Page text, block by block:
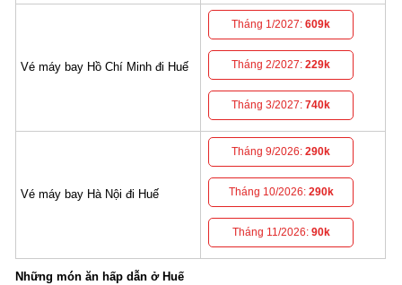
Vé máy bay Hồ Chí Minh đi Huế
Tháng 1/2027:609k
Tháng 2/2027:229k
Tháng 3/2027:740k
Vé máy bay Hà Nội đi Huế
Tháng 9/2026:290k
Tháng 10/2026: 290k
Tháng 11/2026: 90k
Những món ăn hấp dẫn ở Huế